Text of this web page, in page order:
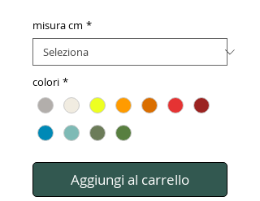
misura cm *
colori *
Aggiungi al carrello